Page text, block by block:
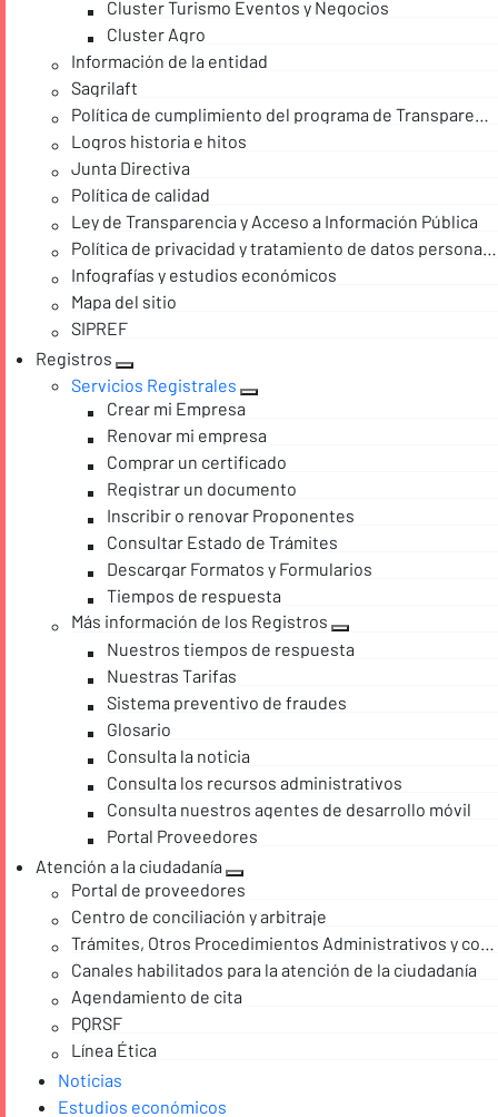
Cluster Turismo Eventos y Negocios
Cluster Agro
Información de la entidad
Sagrilaft
Política de cumplimiento del programa de Transparencia y Ética empresarial
Logros historia e hitos
Junta Directiva
Política de calidad
Ley de Transparencia y Acceso a Información Pública
Política de privacidad y tratamiento de datos personales
Infografías y estudios económicos
Mapa del sitio
SIPREF
Registros
Servicios Registrales
Crear mi Empresa
Renovar mi empresa
Comprar un certificado
Registrar un documento
Inscribir o renovar Proponentes
Consultar Estado de Trámites
Descargar Formatos y Formularios
Tiempos de respuesta
Más información de los Registros
Nuestros tiempos de respuesta
Nuestras Tarifas
Sistema preventivo de fraudes
Glosario
Consulta la noticia
Consulta los recursos administrativos
Consulta nuestros agentes de desarrollo móvil
Portal Proveedores
Atención a la ciudadanía
Portal de proveedores
Centro de conciliación y arbitraje
Trámites, Otros Procedimientos Administrativos y consultas de acceso a información pública
Canales habilitados para la atención de la ciudadanía
Agendamiento de cita
PQRSF
Línea Ética
Noticias
Estudios económicos